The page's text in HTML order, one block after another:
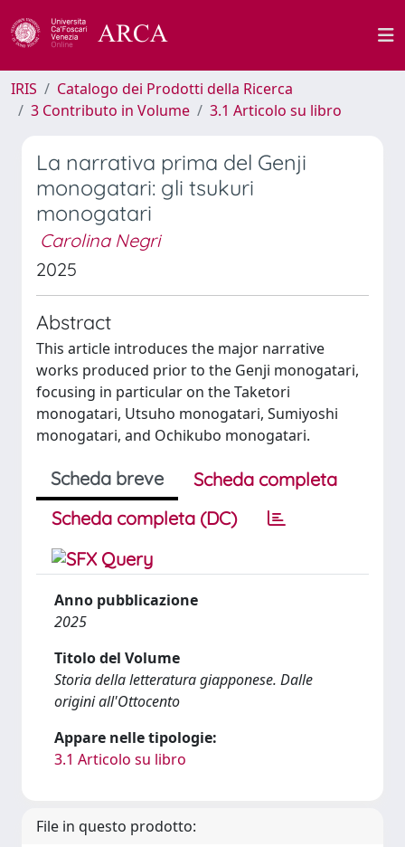
IRIS
Catalogo dei Prodotti della Ricerca
3 Contributo in Volume
3.1 Articolo su libro
La narrativa prima del Genji
monogatari: gli tsukuri
monogatari
Carolina Negri
2025
Abstract
This article introduces the major narrative
works produced prior to the Genji monogatari,
focusing in particular on the Taketori
monogatari, Utsuho monogatari, Sumiyoshi
monogatari, and Ochikubo monogatari.
Scheda breve
Scheda completa
Scheda completa (DC)
Anno pubblicazione
2025
Titolo del Volume
Storia della letteratura giapponese. Dalle
origini all'Ottocento
Appare nelle tipologie:
3.1 Articolo su libro
File in questo prodotto: